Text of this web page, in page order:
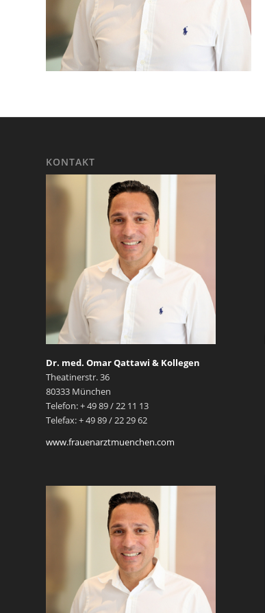
KONTAKT
Dr. med. Omar Qattawi & Kollegen
Theatinerstr. 36
80333 München
Telefon: + 49 89 / 22 11 13
Telefax: + 49 89 / 22 29 62
www.frauenarztmuenchen.com